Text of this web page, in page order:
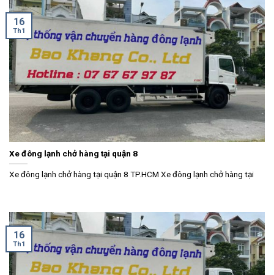
Xe đông lạnh chở hàng tại quận 8
Xe đông lạnh chở hàng tại quận 8 TP.HCM Xe đông lạnh chở hàng tại
16
Th1
16
Th1